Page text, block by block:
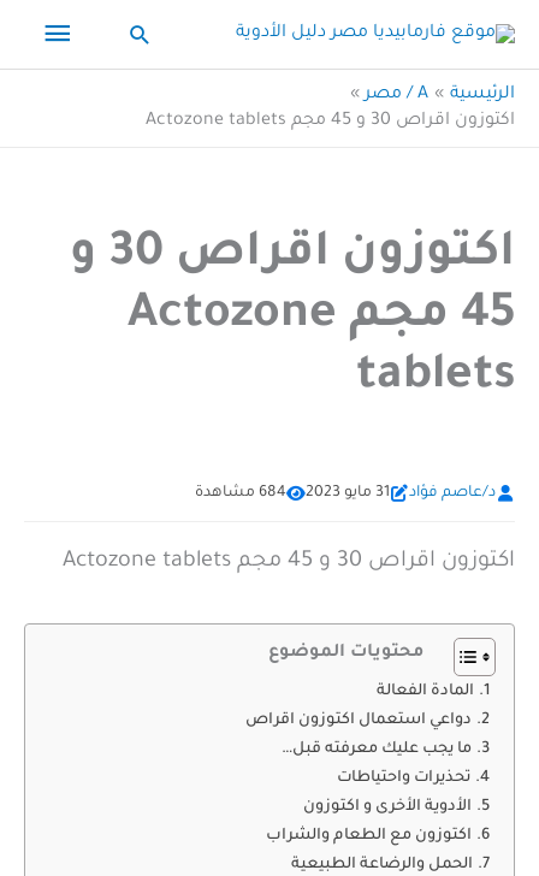
المحتوى
البحث
الرئيسية
A / مصر
اكتوزون اقراص 30 و 45 مجم Actozone tablets
اكتوزون اقراص 30 و
45 مجم Actozone
tablets
د/عاصم فؤاد 31 مايو 2023 684 مشاهدة
اكتوزون اقراص 30 و 45 مجم Actozone tablets
محتويات الموضوع
المادة الفعالة
دواعي استعمال اكتوزون اقراص
ما يجب عليك معرفته قبل…
تحذيرات واحتياطات
الأدوية الأخرى و اكتوزون
اكتوزون مع الطعام والشراب
الحمل والرضاعة الطبيعية